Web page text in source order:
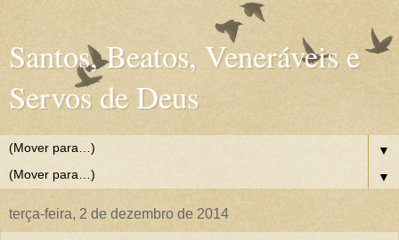
Santos, Beatos, Veneráveis e
Servos de Deus
▼
▼
terça-feira, 2 de dezembro de 2014